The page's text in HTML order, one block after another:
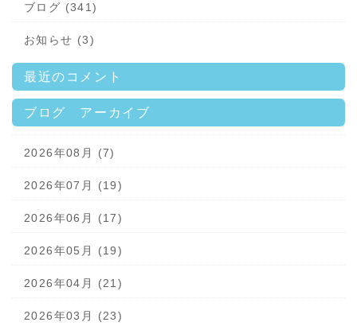
ブログ (341)
お知らせ (3)
最近のコメント
ブログ アーカイブ
2026年08月 (7)
2026年07月 (19)
2026年06月 (17)
2026年05月 (19)
2026年04月 (21)
2026年03月 (23)